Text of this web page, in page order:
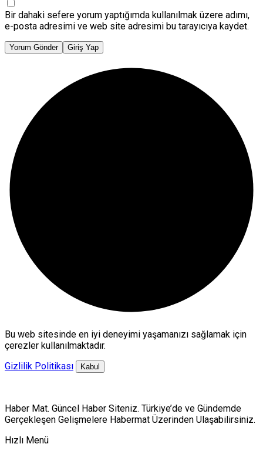
Bir dahaki sefere yorum yaptığımda kullanılmak üzere adımı,
e-posta adresimi ve web site adresimi bu tarayıcıya kaydet.
Yorum Gönder Giriş Yap
Bu web sitesinde en iyi deneyimi yaşamanızı sağlamak için
çerezler kullanılmaktadır.
Gizlilik Politikası
Kabul
Haber Mat. Güncel Haber Siteniz. Türkiye’de ve Gündemde
Gerçekleşen Gelişmelere Habermat Üzerinden Ulaşabilirsiniz.
Hızlı Menü